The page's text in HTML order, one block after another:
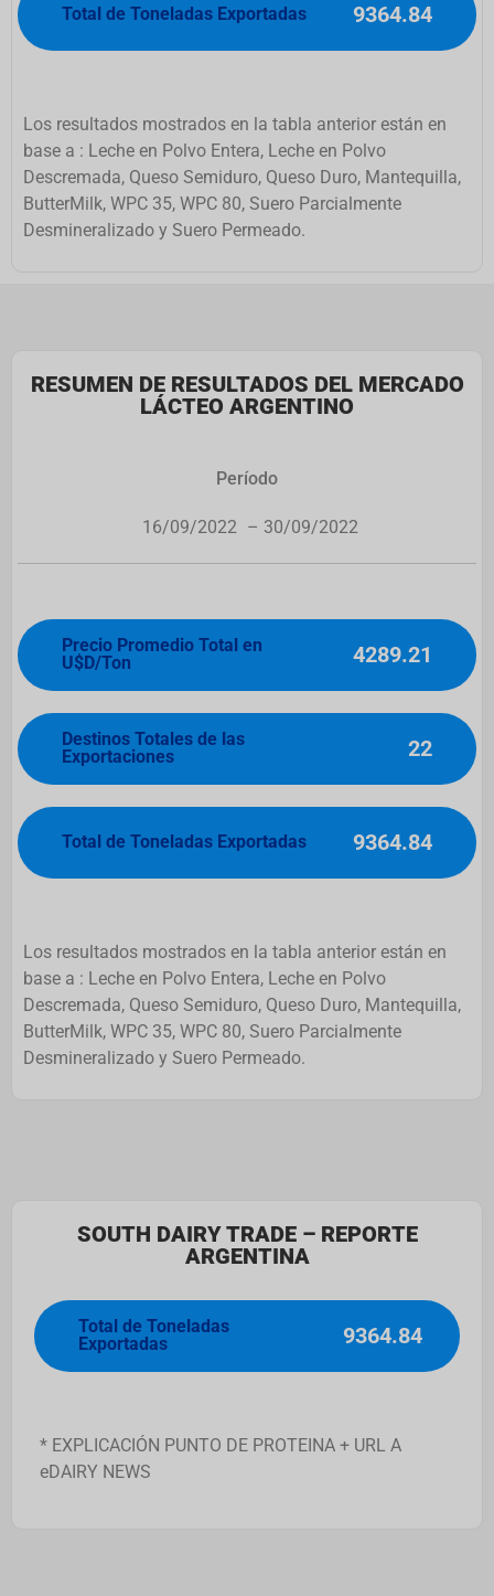
Total de Toneladas Exportadas 9364.84
Los resultados mostrados en la tabla anterior están en
base a : Leche en Polvo Entera, Leche en Polvo
Descremada, Queso Semiduro, Queso Duro, Mantequilla,
ButterMilk, WPC 35, WPC 80, Suero Parcialmente
Desmineralizado y Suero Permeado.
RESUMEN DE RESULTADOS DEL MERCADO
LÁCTEO ARGENTINO
Período
16/09/2022 – 30/09/2022
Precio Promedio Total en
U$D/Ton
4289.21
Destinos Totales de las
Exportaciones
22
Total de Toneladas Exportadas 9364.84
Los resultados mostrados en la tabla anterior están en
base a : Leche en Polvo Entera, Leche en Polvo
Descremada, Queso Semiduro, Queso Duro, Mantequilla,
ButterMilk, WPC 35, WPC 80, Suero Parcialmente
Desmineralizado y Suero Permeado.
SOUTH DAIRY TRADE – REPORTE
ARGENTINA
Total de Toneladas
Exportadas
9364.84
* EXPLICACIÓN PUNTO DE PROTEINA + URL A
eDAIRY NEWS